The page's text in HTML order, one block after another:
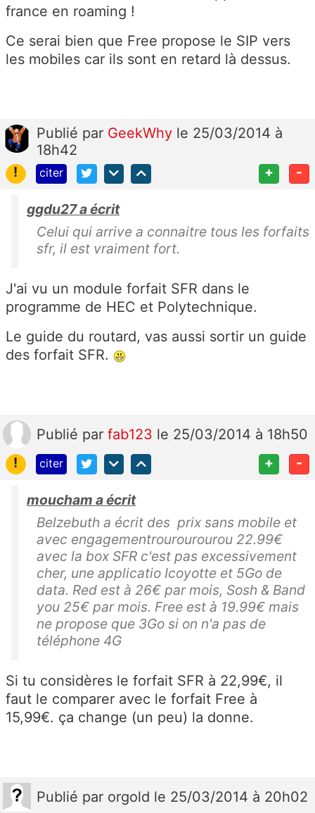
france en roaming !
Ce serai bien que Free propose le SIP vers
les mobiles car ils sont en retard là dessus.
Publié par GeekWhy le 25/03/2014 à
18h42
!
citer + -
ggdu27 a écrit
Celui qui arrive a connaitre tous les forfaits
sfr, il est vraiment fort.
J'ai vu un module forfait SFR dans le
programme de HEC et Polytechnique.
Le guide du routard, vas aussi sortir un guide
des forfait SFR.
Publié par fab123 le 25/03/2014 à 18h50
!
citer + -
moucham a écrit
Belzebuth a écrit des prix sans mobile et
avec engagementrourourourou 22.99€
avec la box SFR c'est pas excessivement
cher, une applicatio Icoyotte et 5Go de
data. Red est à 26€ par mois, Sosh & Band
you 25€ par mois. Free est à 19.99€ mais
ne propose que 3Go si on n'a pas de
téléphone 4G
Si tu considères le forfait SFR à 22,99€, il
faut le comparer avec le forfait Free à
15,99€. ça change (un peu) la donne.
Publié par orgold le 25/03/2014 à 20h02